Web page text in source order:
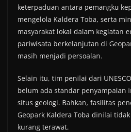
keterpaduan antara pemangku
mengelola Kaldera Toba, serta
masyarakat lokal dalam kegiatan
pariwisata berkelanjutan di
masih menjadi persoalan.
Selain itu, tim penilai dari
belum ada standar penyampaian
situs geologi. Bahkan, fasilitas
Geopark Kaldera Toba dinilai
kurang terawat.